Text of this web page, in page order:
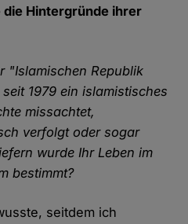
Hintergründe ihrer
"Islamischen Republik
1979 ein islamistisches
missachtet,
verfolgt oder sogar
wurde Ihr Leben im
bestimmt?
seitdem ich